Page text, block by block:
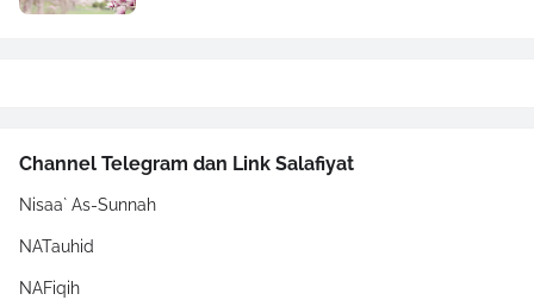
Channel Telegram dan Link Salafiyat
Nisaa` As-Sunnah
NATauhid
NAFiqih